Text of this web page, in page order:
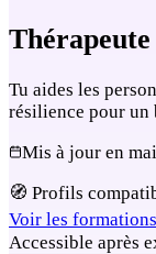
Tu aides les
résilience pour un
Mis à jour en
🧭 Profils
Voir les formations
Accessible après